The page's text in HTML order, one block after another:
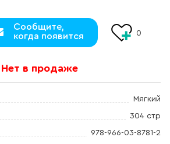
Сообщите,
когда появится
0
Нет в продаже
Мягкий
304 стр
978-966-03-8781-2